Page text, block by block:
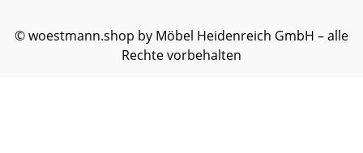
© woestmann.shop by Möbel Heidenreich GmbH – alle
Rechte vorbehalten